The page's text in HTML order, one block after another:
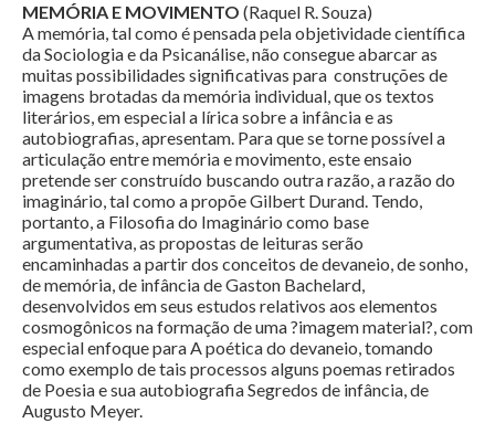
MEMÓRIA E MOVIMENTO (Raquel R. Souza)
A memória, tal como é pensada pela objetividade científica
da Sociologia e da Psicanálise, não consegue abarcar as
muitas possibilidades significativas para construções de
imagens brotadas da memória individual, que os textos
literários, em especial a lírica sobre a infância e as
autobiografias, apresentam. Para que se torne possível a
articulação entre memória e movimento, este ensaio
pretende ser construído buscando outra razão, a razão do
imaginário, tal como a propõe Gilbert Durand. Tendo,
portanto, a Filosofia do Imaginário como base
argumentativa, as propostas de leituras serão
encaminhadas a partir dos conceitos de devaneio, de sonho,
de memória, de infância de Gaston Bachelard,
desenvolvidos em seus estudos relativos aos elementos
cosmogônicos na formação de uma ?imagem material?, com
especial enfoque para A poética do devaneio, tomando
como exemplo de tais processos alguns poemas retirados
de Poesia e sua autobiografia Segredos de infância, de
Augusto Meyer.